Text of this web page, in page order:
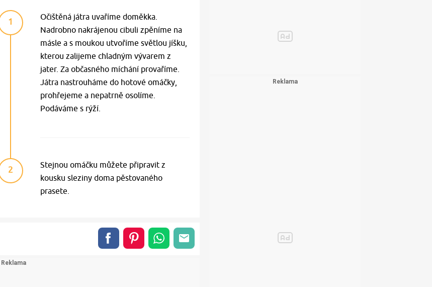
1
Očištěná játra uvaříme doměkka.
Nadrobno nakrájenou cibuli zpěníme na
másle a s moukou utvoříme světlou jíšku,
kterou zalijeme chladným vývarem z
jater. Za občasného míchání provaříme.
Játra nastrouháme do hotové omáčky,
prohřejeme a nepatrně osolíme.
Podáváme s rýží.
2
Stejnou omáčku můžete připravit z
kousku sleziny doma pěstovaného
prasete.